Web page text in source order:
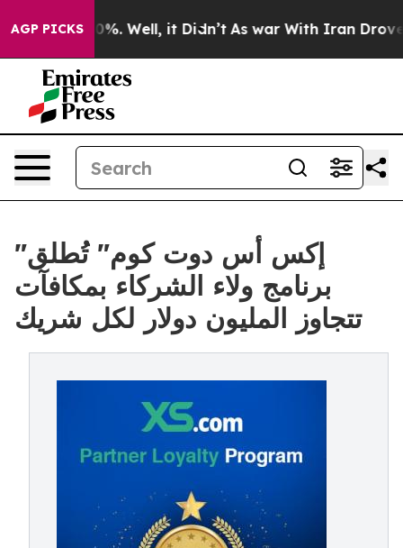
AGP PICKS
40%. Well, it Didn’t As war With Iran Drove oil
"إكس أس دوت كوم" تُطلق
برنامج ولاء الشركاء بمكافآت
تتجاوز المليون دولار لكل شريك